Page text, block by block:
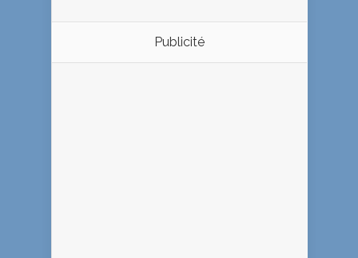
Publicité